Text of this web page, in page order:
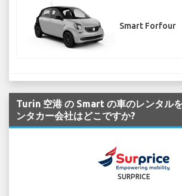
Smart Forfour
Turin 空港 の Smart の車のレンタル
ンタカー会社はどこですか?
SURPRICE